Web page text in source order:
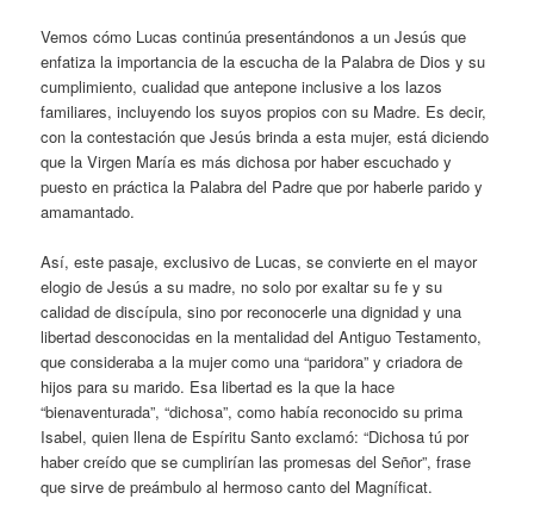
Vemos cómo Lucas continúa presentándonos a un Jesús que
enfatiza la importancia de la escucha de la Palabra de Dios y su
cumplimiento, cualidad que antepone inclusive a los lazos
familiares, incluyendo los suyos propios con su Madre. Es decir,
con la contestación que Jesús brinda a esta mujer, está diciendo
que la Virgen María es más dichosa por haber escuchado y
puesto en práctica la Palabra del Padre que por haberle parido y
amamantado.
Así, este pasaje, exclusivo de Lucas, se convierte en el mayor
elogio de Jesús a su madre, no solo por exaltar su fe y su
calidad de discípula, sino por reconocerle una dignidad y una
libertad desconocidas en la mentalidad del Antiguo Testamento,
que consideraba a la mujer como una “paridora” y criadora de
hijos para su marido. Esa libertad es la que la hace
“bienaventurada”, “dichosa”, como había reconocido su prima
Isabel, quien llena de Espíritu Santo exclamó: “Dichosa tú por
haber creído que se cumplirían las promesas del Señor”, frase
que sirve de preámbulo al hermoso canto del Magníficat.